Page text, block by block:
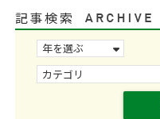
記事検索